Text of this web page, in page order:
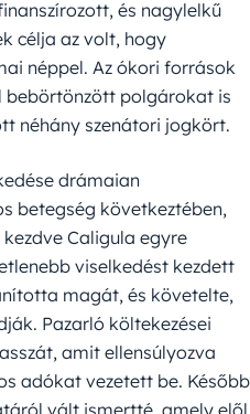
és nagylelkű
célja az volt, hogy
néppel. Az ókori források
bebörtönzött polgárokat is
néhány szenátori jogkört.
drámaian
betegség következtében,
Caligula egyre
viselkedést kezdett
magát, és követelte,
Pazarló költekezései
amit ellensúlyozva
adókat vezetett be. Később
vált ismertté, amely elől